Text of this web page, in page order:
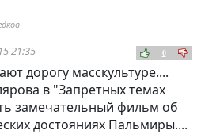
21:35 0
дорогу масскультуре....
в "Запретных темах
замечательный фильм об
достояниях Пальмиры....